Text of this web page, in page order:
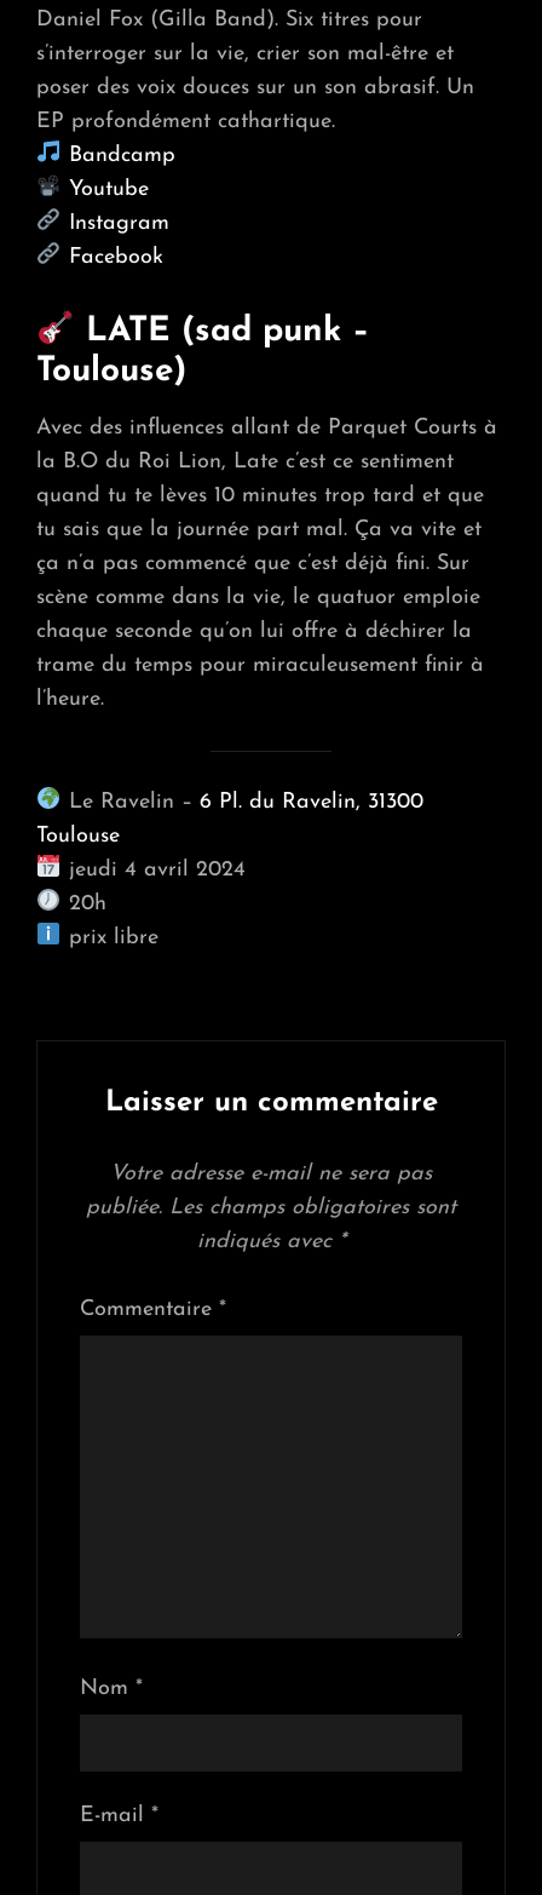
Daniel Fox (Gilla Band). Six titres pour
s’interroger sur la vie, crier son mal-être et
poser des voix douces sur un son abrasif. Un
EP profondément cathartique.
Bandcamp
Youtube
Instagram
Facebook
LATE (sad punk –
Toulouse)
Avec des influences allant de Parquet Courts à
la B.O du Roi Lion, Late c’est ce sentiment
quand tu te lèves 10 minutes trop tard et que
tu sais que la journée part mal. Ça va vite et
ça n’a pas commencé que c’est déjà fini. Sur
scène comme dans la vie, le quatuor emploie
chaque seconde qu’on lui offre à déchirer la
trame du temps pour miraculeusement finir à
l’heure.
Le Ravelin – 6 Pl. du Ravelin, 31300
Toulouse
jeudi 4 avril 2024
20h
prix libre
Laisser un commentaire
Votre adresse e-mail ne sera pas
publiée. Les champs obligatoires sont
indiqués avec *
Commentaire *
Nom *
E-mail *